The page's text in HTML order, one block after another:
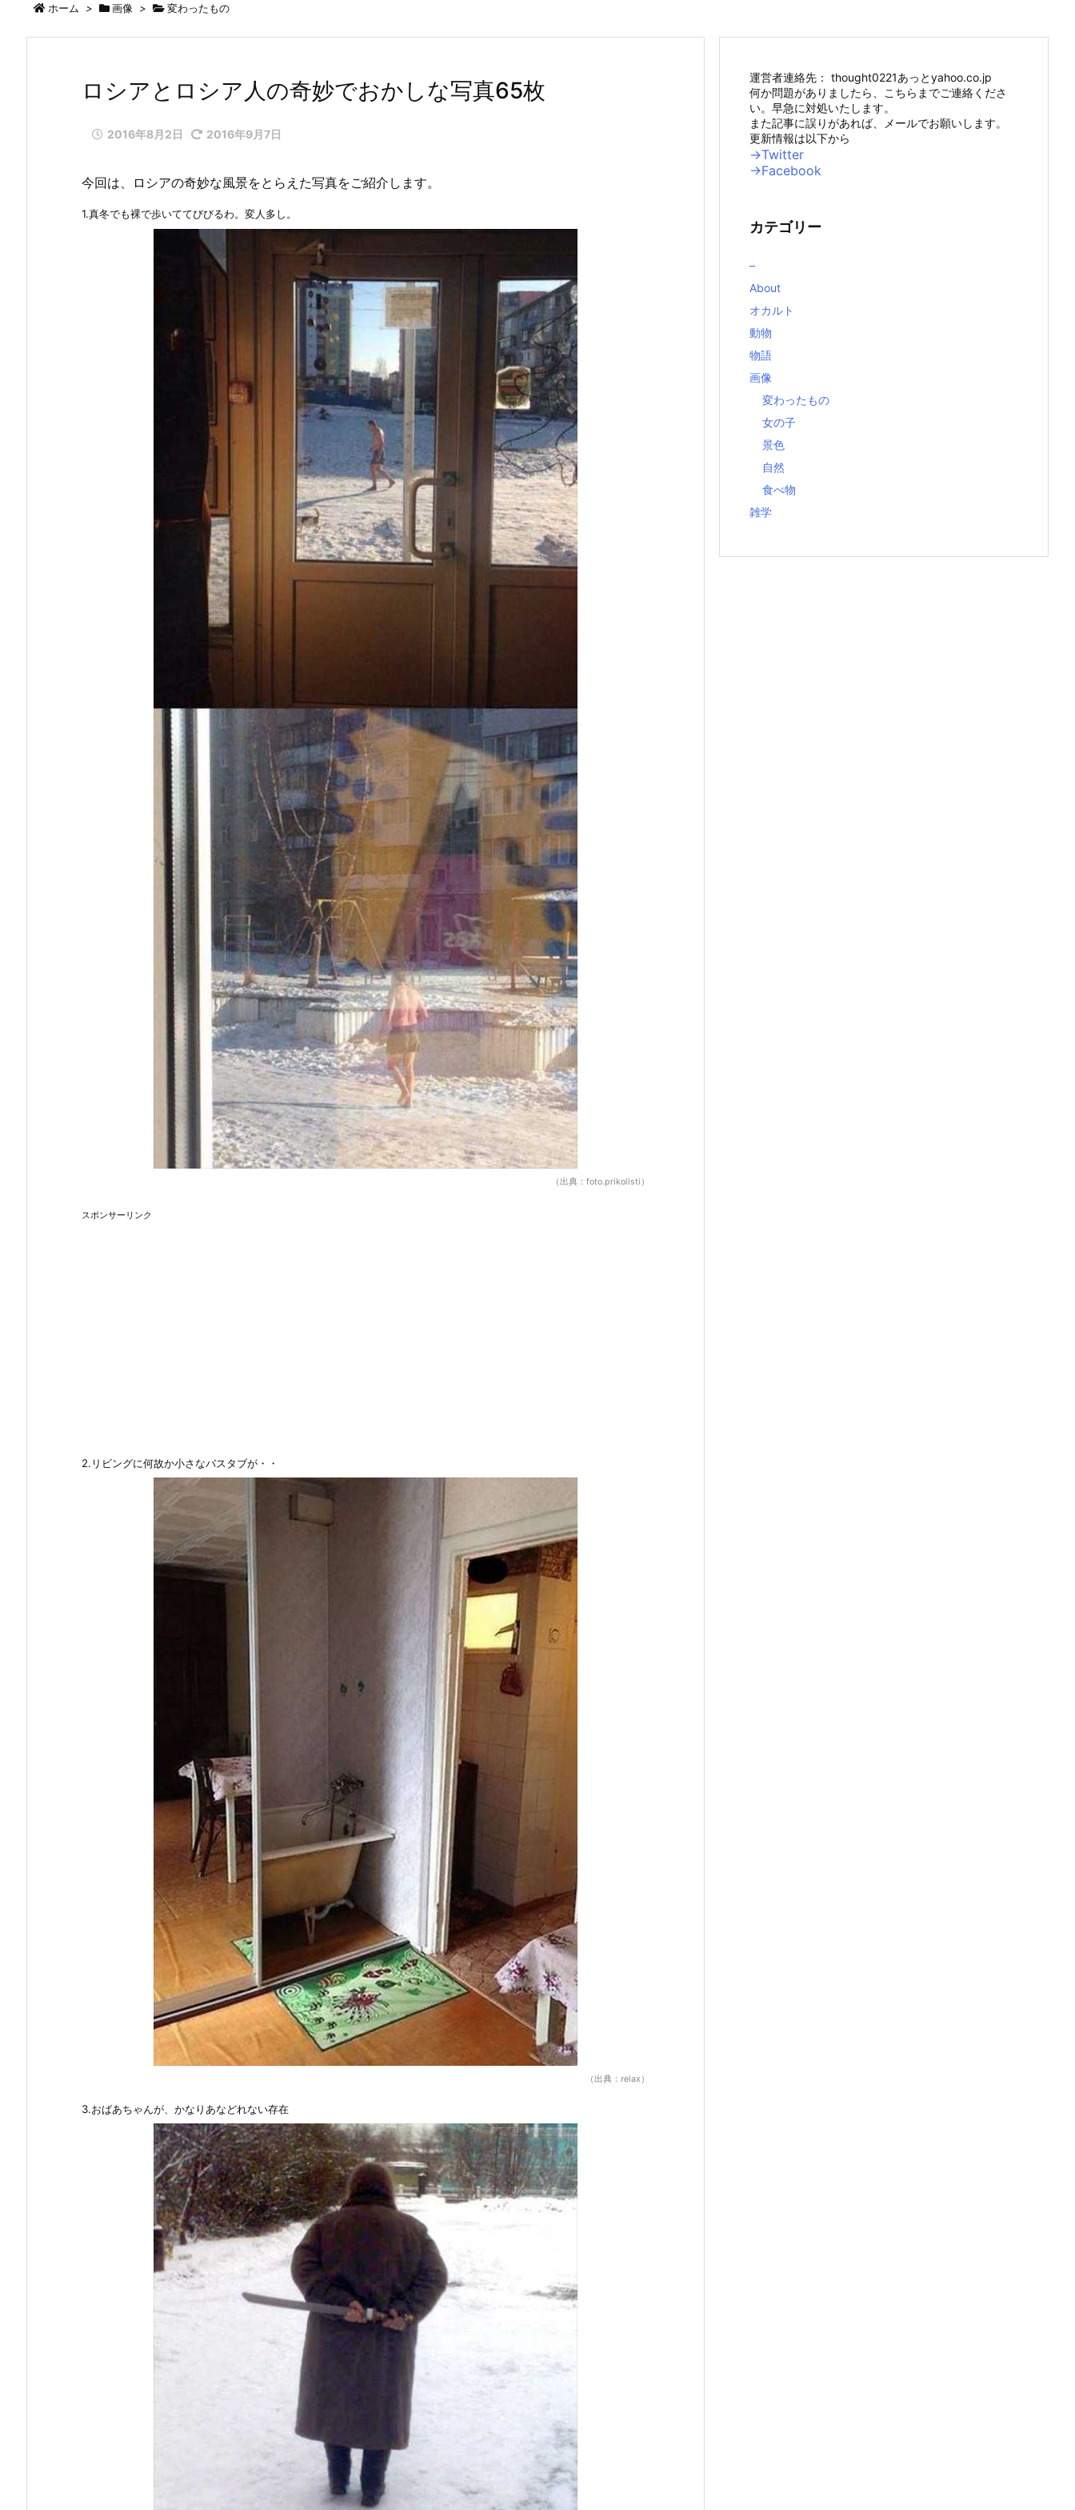
ホーム > 画像 > 変わったもの
ロシアとロシア人の奇妙でおかしな写真65枚
2016年8月2日 2016年9月7日
今回は、ロシアの奇妙な風景をとらえた写真をご紹介します。
1.真冬でも裸で歩いててびびるわ。変人多し。
（出典：foto.prikolisti）
スポンサーリンク
2.リビングに何故か小さなバスタブが・・
（出典：relax）
3.おばあちゃんが、かなりあなどれない存在
運営者連絡先： thought0221あっとyahoo.co.jp
何か問題がありましたら、こちらまでご連絡くださ
い。早急に対処いたします。
また記事に誤りがあれば、メールでお願いします。
更新情報は以下から
→Twitter
→Facebook
カテゴリー
–
About
オカルト
動物
物語
画像
変わったもの
女の子
景色
自然
食べ物
雑学